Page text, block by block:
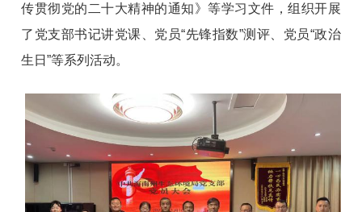
传贯彻党的二十大精神的通知》等学习文件，组织开展
了党支部书记讲党课、党员“先锋指数”测评、党员“政治
生日”等系列活动。